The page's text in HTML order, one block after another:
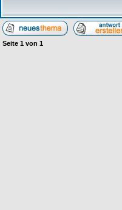
Seite 1 von 1